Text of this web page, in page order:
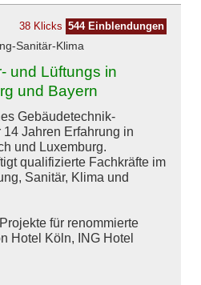
38 Klicks 544 Einblendungen
Sanitär-Klima
und Lüftungs in
und Bayern
Gebäudetechnik-
Jahren Erfahrung in
und Luxemburg.
qualifizierte Fachkräfte im
Sanitär, Klima und
für renommierte
Hotel Köln, ING Hotel